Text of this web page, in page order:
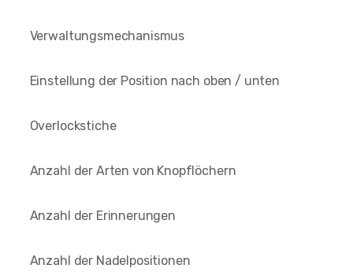
Verwaltungsmechanismus
Einstellung der Position nach oben / unten
Overlockstiche
Anzahl der Arten von Knopflöchern
Anzahl der Erinnerungen
Anzahl der Nadelpositionen